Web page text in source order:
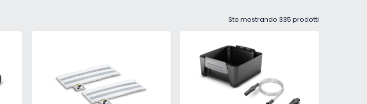
Sto mostrando 335 prodotti